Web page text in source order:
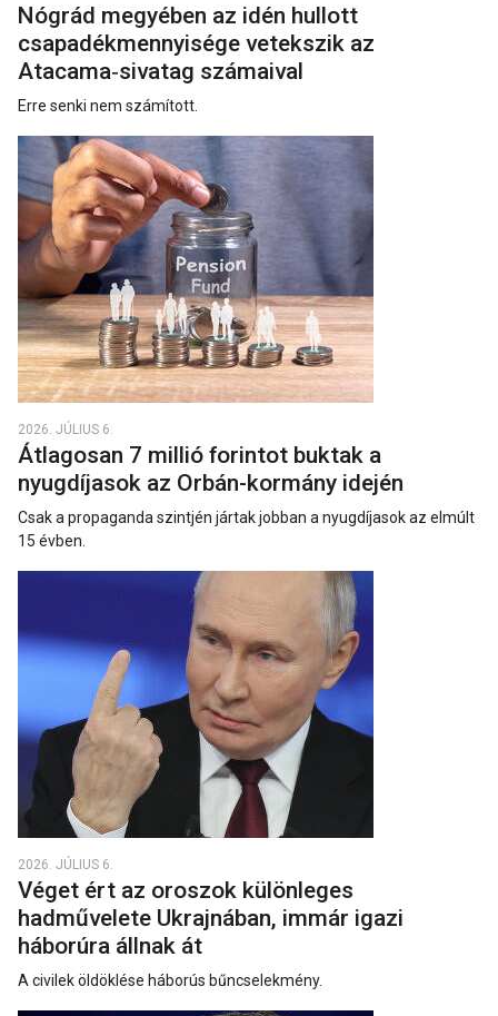
Nógrád megyében az idén hullott
csapadékmennyisége vetekszik az
Atacama‑sivatag számaival
Erre senki nem számított.
2026. JÚLIUS 6.
Átlagosan 7 millió forintot buktak a
nyugdíjasok az Orbán-kormány idején
Csak a propaganda szintjén jártak jobban a nyugdíjasok az elmúlt
15 évben.
2026. JÚLIUS 6.
Véget ért az oroszok különleges
hadművelete Ukrajnában, immár igazi
háborúra állnak át
A civilek öldöklése háborús bűncselekmény.